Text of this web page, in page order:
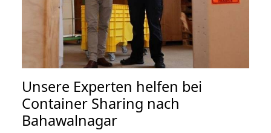
Unsere Experten helfen bei
Container Sharing nach
Bahawalnagar